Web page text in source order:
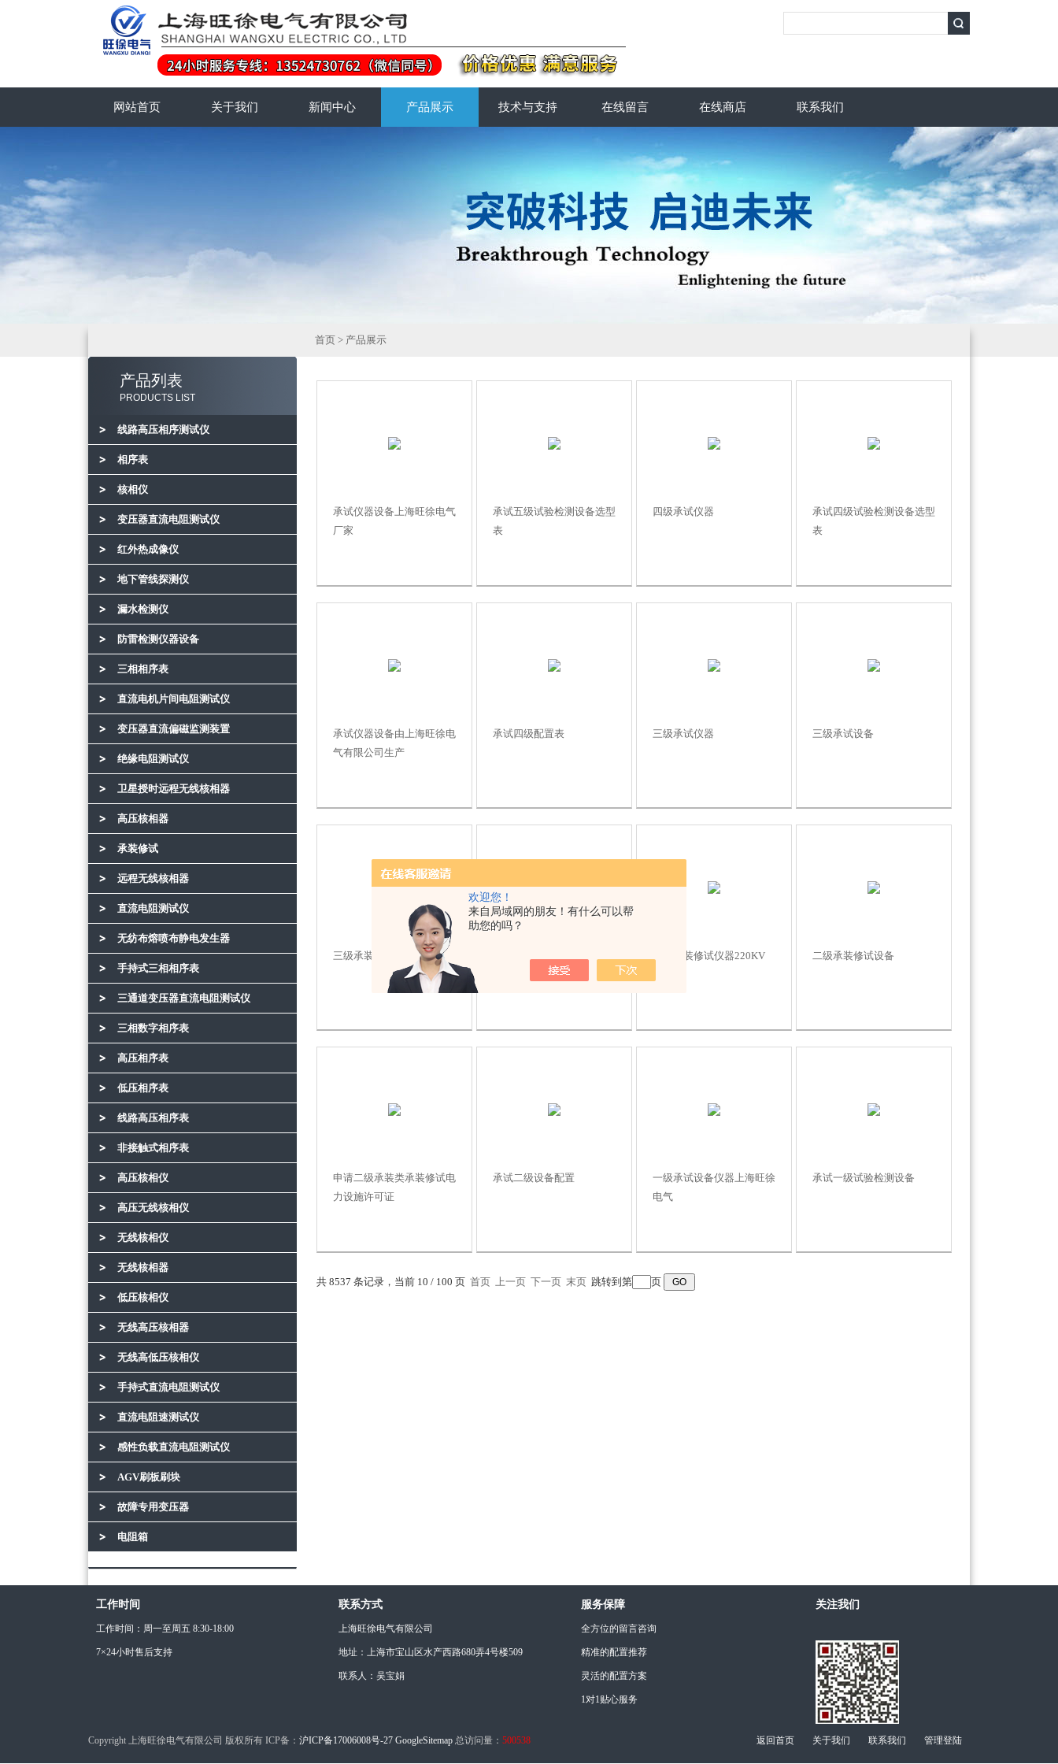
欢迎您！
来自局域网的朋友！有什么可以帮
助您的吗？
网站首页 关于我们 新闻中心 产品展示 技术与支持 在线留言 在线商店 联系我们
产品列表
PRODUCTS LIST
线路高压相序测试仪
相序表
核相仪
变压器直流电阻测试仪
红外热成像仪
地下管线探测仪
漏水检测仪
防雷检测仪器设备
三相相序表
直流电机片间电阻测试仪
变压器直流偏磁监测装置
绝缘电阻测试仪
卫星授时远程无线核相器
高压核相器
承装修试
远程无线核相器
直流电阻测试仪
无纺布熔喷布静电发生器
手持式三相相序表
三通道变压器直流电阻测试仪
三相数字相序表
高压相序表
低压相序表
线路高压相序表
非接触式相序表
高压核相仪
高压无线核相仪
无线核相仪
无线核相器
低压核相仪
无线高压核相器
无线高低压核相仪
手持式直流电阻测试仪
直流电阻速测试仪
感性负载直流电阻测试仪
AGV刷板刷块
故障专用变压器
电阻箱
首页 > 产品展示
承试仪器设备上海旺徐电气
厂家
承试五级试验检测设备选型
表
四级承试仪器
承试四级试验检测设备选型
表
承试仪器设备由上海旺徐电
气有限公司生产
承试四级配置表 三级承试仪器 三级承试设备
三级承装修试仪器110KV 二级承装修试仪器220KV 二级承装修试设备
申请二级承装类承装修试电
力设施许可证
承试二级设备配置
一级承试设备仪器上海旺徐
电气
承试一级试验检测设备
共 8537 条记录，当前 10 / 100 页 首页 上一页 下一页 末页 跳转到第 页
工作时间
工作时间：周一至周五 8:30-18:00
7×24小时售后支持
联系方式
上海旺徐电气有限公司
地址：上海市宝山区水产西路680弄4号楼509
联系人：吴宝娟
服务保障
全方位的留言咨询
精准的配置推荐
灵活的配置方案
1对1贴心服务
关注我们
Copyright 上海旺徐电气有限公司 版权所有 ICP备： 沪ICP备17006008号-27 GoogleSitemap 总访问量： 500538 返回首页 关于我们 联系我们 管理登陆